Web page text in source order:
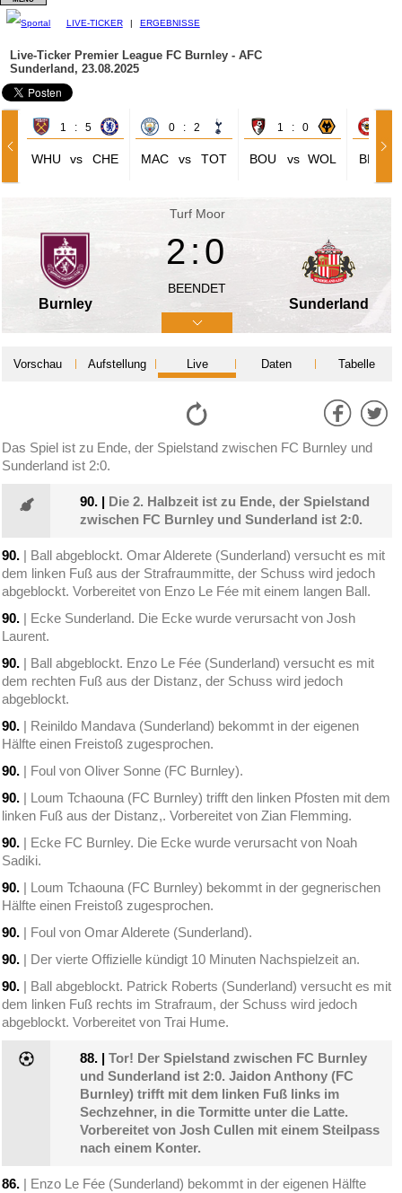
LIVE-TICKER | ERGEBNISSE
Live-Ticker Premier League FC Burnley - AFC
Sunderland, 23.08.2025
1 : 5
WHU vs CHE
0 : 2
MAC vs TOT
1 : 0
BOU vs WOL BRE
Turf Moor
Burnley
2:0
BEENDET
Sunderland
Vorschau Aufstellung Live Daten Tabelle
Das Spiel ist zu Ende, der Spielstand zwischen FC Burnley und
Sunderland ist 2:0.
90. | Die 2. Halbzeit ist zu Ende, der Spielstand
zwischen FC Burnley und Sunderland ist 2:0.
90. | Ball abgeblockt. Omar Alderete (Sunderland) versucht es mit
dem linken Fuß aus der Strafraummitte, der Schuss wird jedoch
abgeblockt. Vorbereitet von Enzo Le Fée mit einem langen Ball.
90. | Ecke Sunderland. Die Ecke wurde verursacht von Josh
Laurent.
90. | Ball abgeblockt. Enzo Le Fée (Sunderland) versucht es mit
dem rechten Fuß aus der Distanz, der Schuss wird jedoch
abgeblockt.
90. | Reinildo Mandava (Sunderland) bekommt in der eigenen
Hälfte einen Freistoß zugesprochen.
90. | Foul von Oliver Sonne (FC Burnley).
90. | Loum Tchaouna (FC Burnley) trifft den linken Pfosten mit dem
linken Fuß aus der Distanz,. Vorbereitet von Zian Flemming.
90. | Ecke FC Burnley. Die Ecke wurde verursacht von Noah
Sadiki.
90. | Loum Tchaouna (FC Burnley) bekommt in der gegnerischen
Hälfte einen Freistoß zugesprochen.
90. | Foul von Omar Alderete (Sunderland).
90. | Der vierte Offizielle kündigt 10 Minuten Nachspielzeit an.
90. | Ball abgeblockt. Patrick Roberts (Sunderland) versucht es mit
dem linken Fuß rechts im Strafraum, der Schuss wird jedoch
abgeblockt. Vorbereitet von Trai Hume.
88. |Tor! Der Spielstand zwischen FC Burnley
und Sunderland ist 2:0. Jaidon Anthony (FC
Burnley) trifft mit dem linken Fuß links im
Sechzehner, in die Tormitte unter die Latte.
Vorbereitet von Josh Cullen mit einem Steilpass
nach einem Konter.
86. | Enzo Le Fée (Sunderland) bekommt in der eigenen Hälfte